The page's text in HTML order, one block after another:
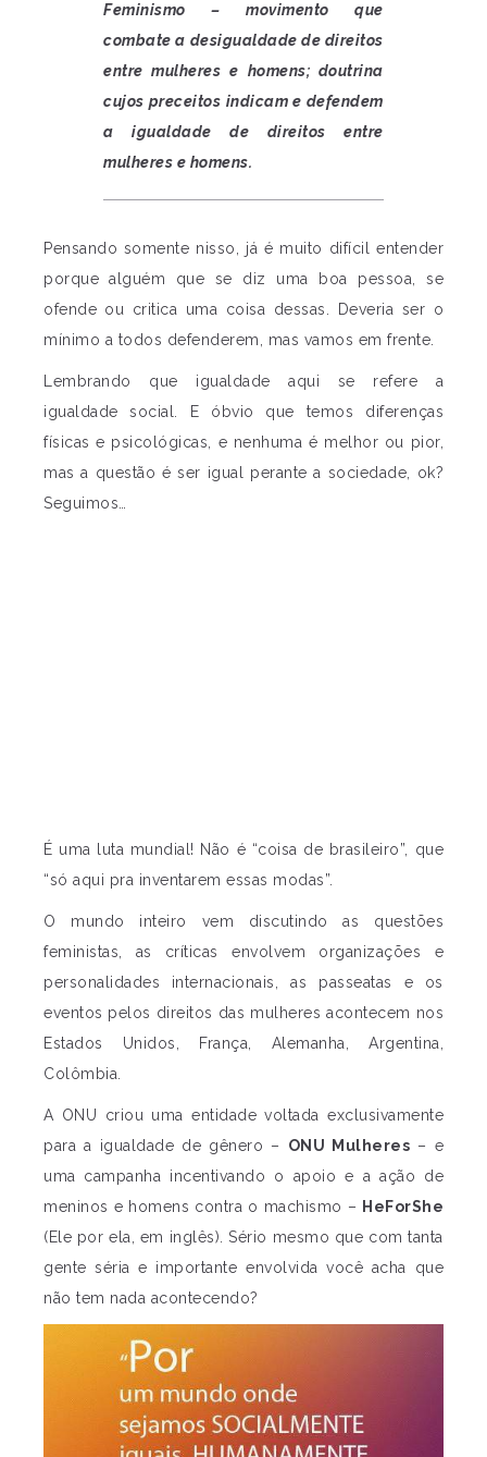
Feminismo – movimento que
combate a desigualdade de direitos
entre mulheres e homens; doutrina
cujos preceitos indicam e defendem
a igualdade de direitos entre
mulheres e homens.
Pensando somente nisso, já é muito difícil entender
porque alguém que se diz uma boa pessoa, se
ofende ou critica uma coisa dessas. Deveria ser o
mínimo a todos defenderem, mas vamos em frente.
Lembrando que igualdade aqui se refere a
igualdade social. E óbvio que temos diferenças
físicas e psicológicas, e nenhuma é melhor ou pior,
mas a questão é ser igual perante a sociedade, ok?
Seguimos…
É uma luta mundial! Não é “coisa de brasileiro”, que
“só aqui pra inventarem essas modas”.
O mundo inteiro vem discutindo as questões
feministas, as críticas envolvem organizações e
personalidades internacionais, as passeatas e os
eventos pelos direitos das mulheres acontecem nos
Estados Unidos, França, Alemanha, Argentina,
Colômbia.
A ONU criou uma entidade voltada exclusivamente
para a igualdade de gênero – ONU Mulheres – e
uma campanha incentivando o apoio e a ação de
meninos e homens contra o machismo – HeForShe
(Ele por ela, em inglês). Sério mesmo que com tanta
gente séria e importante envolvida você acha que
não tem nada acontecendo?